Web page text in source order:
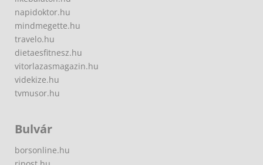
napidoktor.hu
mindmegette.hu
travelo.hu
dietaesfitnesz.hu
vitorlazasmagazin.hu
videkize.hu
tvmusor.hu
Bulvár
borsonline.hu